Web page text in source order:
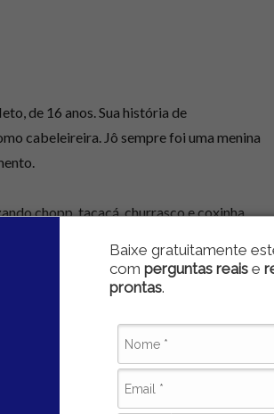
Baixe gratuitamente
com perguntas reais e
prontas.
de 16 anos. Sua história de
cabeleireira. Jô sempre foi uma menina
chopp, tacacá, churrasco e coxinha.
de sua família.
empatia enorme e um amor profundo
lhe valores importantes e